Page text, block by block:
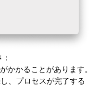
かかることがあります。
、プロセスが完了する